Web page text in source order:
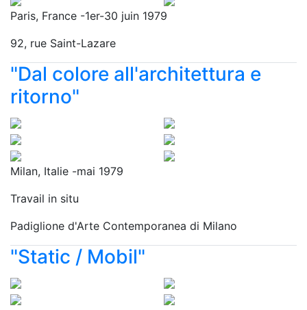
Paris, France -1er-30 juin 1979
92, rue Saint-Lazare
"Dal colore all'architettura e
ritorno"
Milan, Italie -mai 1979
Travail in situ
Padiglione d'Arte Contemporanea di Milano
"Static / Mobil"